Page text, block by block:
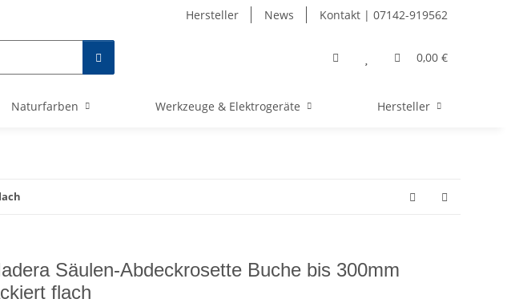
Hersteller News Kontakt | 07142-919562
0,00 €
Naturfarben Werkzeuge & Elektrogeräte Hersteller
Säulen-Abdeckrosette Buche bis 300mm
flach